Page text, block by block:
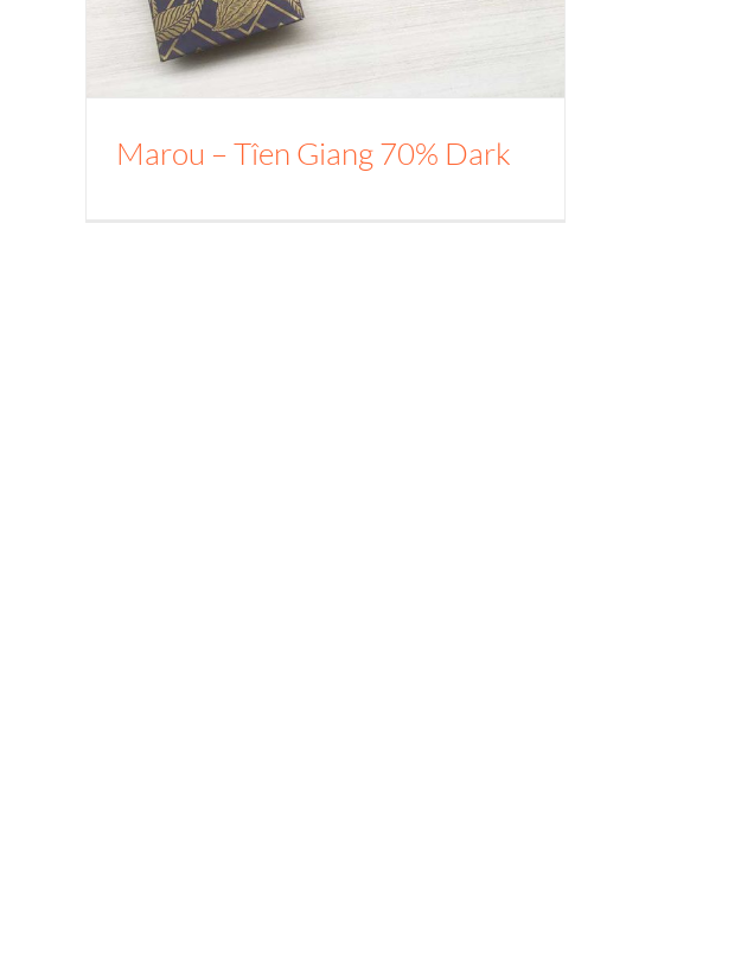
Marou – Tîen Giang 70% Dark